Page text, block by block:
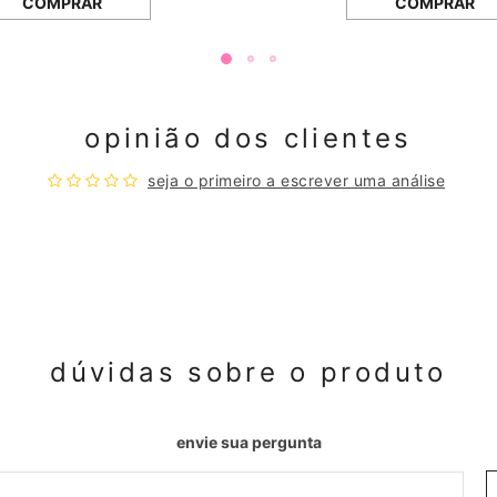
opinião dos clientes
seja o primeiro a escrever uma análise
dúvidas sobre o produto
envie sua pergunta